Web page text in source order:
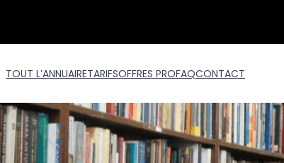
TOUT L’ANNUAIRETARIFSOFFRES PROFAQCONTACT